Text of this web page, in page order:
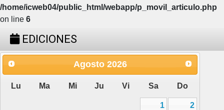
/home/icweb04/public_html/webapp/p_movil_articulo.php
on line 6
EDICIONES
Agosto 2026
Lu Ma Mi Ju Vi Sa Do
1
2